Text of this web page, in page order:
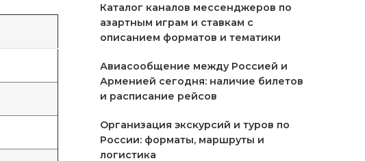
Каталог каналов мессенджеров по
азартным играм и ставкам с
описанием форматов и тематики
Авиасообщение между Россией и
Арменией сегодня: наличие билетов
и расписание рейсов
Организация экскурсий и туров по
России: форматы, маршруты и
логистика